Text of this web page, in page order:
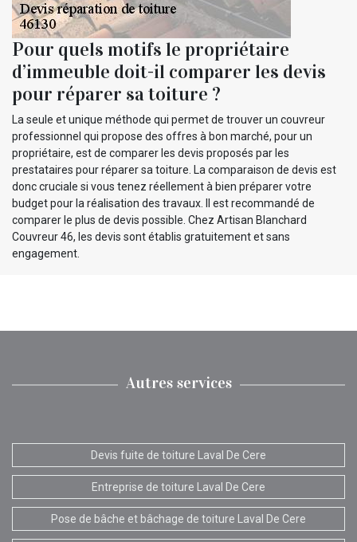
Pour quels motifs le propriétaire
d’immeuble doit-il comparer les devis
pour réparer sa toiture ?
La seule et unique méthode qui permet de trouver un couvreur
professionnel qui propose des offres à bon marché, pour un
propriétaire, est de comparer les devis proposés par les
prestataires pour réparer sa toiture. La comparaison de devis est
donc cruciale si vous tenez réellement à bien préparer votre
budget pour la réalisation des travaux. Il est recommandé de
comparer le plus de devis possible. Chez Artisan Blanchard
Couvreur 46, les devis sont établis gratuitement et sans
engagement.
Autres services
Devis fuite de toiture Laval De Cere
Entreprise de toiture Laval De Cere
Pose de bâche et bâchage de toiture Laval De Cere